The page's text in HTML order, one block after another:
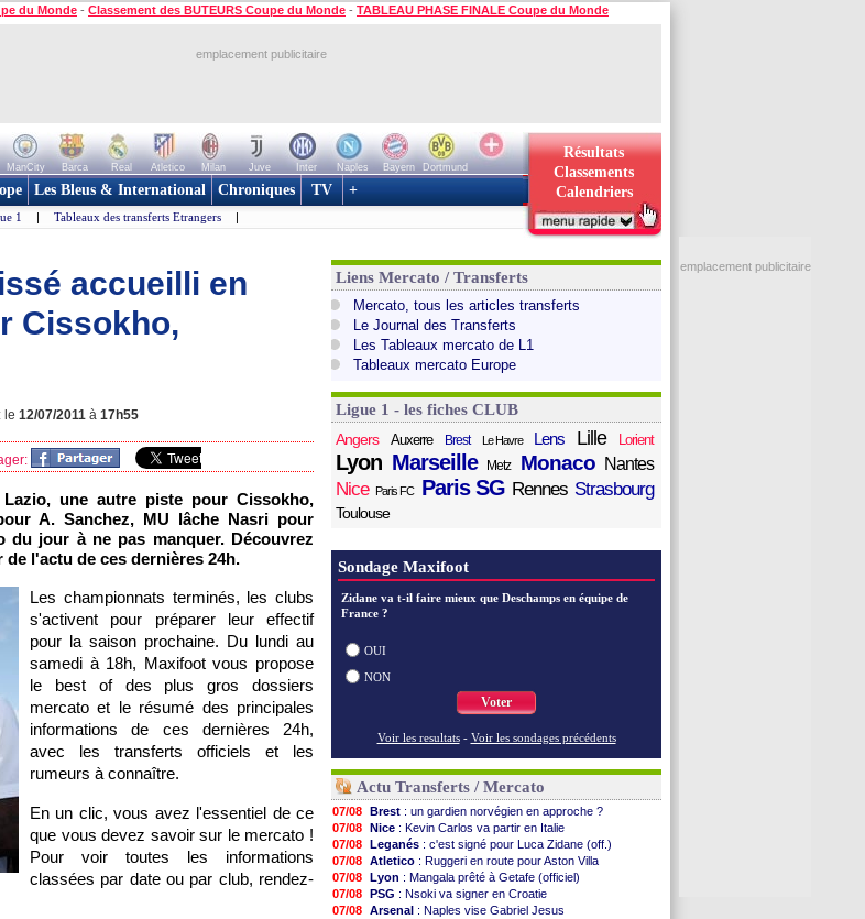
du Monde - Classement des BUTEURS Coupe du Monde - TABLEAU PHASE FINALE Coupe du Monde
emplacement publicitaire
ManCity Barca Real Atletico Milan Juve Inter Naples Bayern
Dortmund
Résultats
Classements
Calendriers
Les Bleus & International Chroniques TV +
1 | Tableaux des transferts Etrangers |
accueilli en
Cissokho,
le 12/07/2011 à 17h55
une autre piste pour Cissokho,
A. Sanchez, MU lâche Nasri pour
jour à ne pas manquer. Découvrez
l'actu de ces dernières 24h.
Les championnats terminés, les clubs
s'activent pour préparer leur effectif
pour la saison prochaine. Du lundi au
samedi à 18h, Maxifoot vous propose
le best of des plus gros dossiers
mercato et le résumé des principales
informations de ces dernières 24h,
avec les transferts officiels et les
rumeurs à connaître.
En un clic, vous avez l'essentiel de ce
que vous devez savoir sur le mercato !
Pour voir toutes les informations
classées par date ou par club, rendez-
Liens Mercato / Transferts
Mercato, tous les articles transferts
Le Journal des Transferts
Les Tableaux mercato de L1
Tableaux mercato Europe
Ligue 1 - les fiches CLUB
Angers
Auxerre Brest Le Havre Lens Lille Lorient
Lyon Marseille Metz Monaco Nantes
Nice Paris FC Paris SG Rennes Strasbourg
Toulouse
Sondage Maxifoot
Zidane va t-il faire mieux que Deschamps en équipe de
France ?
OUI
NON
Voter
Voir les resultats - Voir les sondages précédents
Actu Transferts / Mercato
07/08 Brest : un gardien norvégien en approche ?
07/08 Nice : Kevin Carlos va partir en Italie
07/08 Leganés : c'est signé pour Luca Zidane (off.)
07/08 Atletico : Ruggeri en route pour Aston Villa
07/08 Lyon : Mangala prêté à Getafe (officiel)
07/08 PSG : Nsoki va signer en Croatie
07/08 Arsenal : Naples vise Gabriel Jesus
emplacement publicitaire